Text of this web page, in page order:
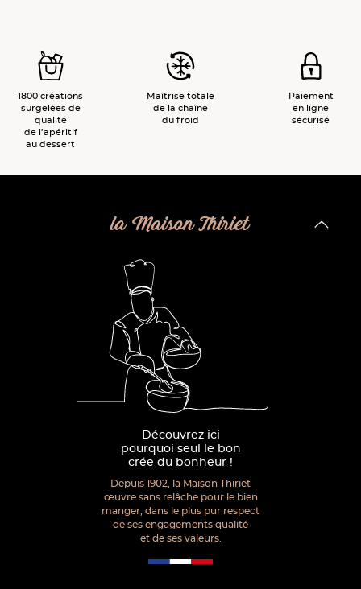
1800 créations
surgelées de
qualité
de l’apéritif
au dessert
Maîtrise totale
de la chaîne
du froid
Paiement
en ligne
sécurisé
la Maison Thiriet
Découvrez ici
pourquoi seul le bon
crée du bonheur !
Depuis 1902, la Maison Thiriet
œuvre sans relâche pour le bien
manger, dans le plus pur respect
de ses engagements qualité
et de ses valeurs.